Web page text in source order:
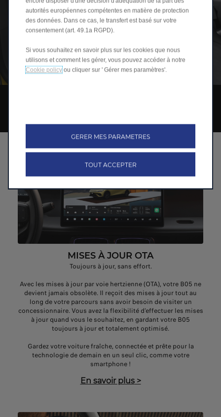
MISES À JOUR OTA
Toujours à jour, sans effort.
Avec les mises à jour par voie hertzienne (OTA), votre B05 ne
devient jamais obsolète. Il reçoit des mises à jour tout au
long de votre parcours sans avoir besoin de visiter un
concessionnaire. Vous avez la flexibilité d’effectuer les mises
à jour quand vous le souhaitez, en gardant votre B05
toujours à jour et totalement optimisé.
Gardez votre voiture fraîche, connectée et prête pour la
technologie de demain en un seul clic, comme votre
smartphone !
En savoir plus>
autorités européennes compétentes en matière de protection
des données. Dans ce cas, le transfert est basé sur votre
consentement (art. 49.1a RGPD).
Si vous souhaitez en savoir plus sur les cookies que nous
utilisons et comment les gérer, vous pouvez accéder à notre
Cookie policy ou cliquer sur ' Gérer mes paramètres'.
GERER MES PARAMETRES
TOUT ACCEPTER